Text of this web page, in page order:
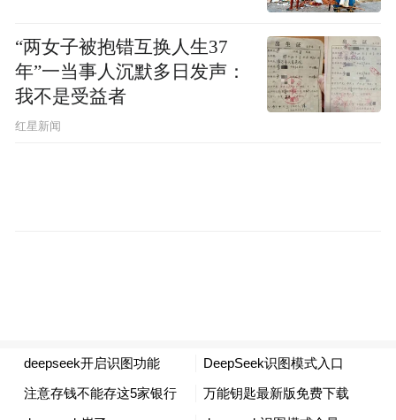
特朗普和鲁路修），甚至能解读出小猫的无
奈情绪，准确理解网民的转发笑点；在生产
力方面，它还可以充当万能的“截图转码
器”，直接将包含代码、复杂 UI 界面的技术
“两女子被抱错互换人生37
年”一当事人沉默多日发声：
我不是受益者
红星新闻